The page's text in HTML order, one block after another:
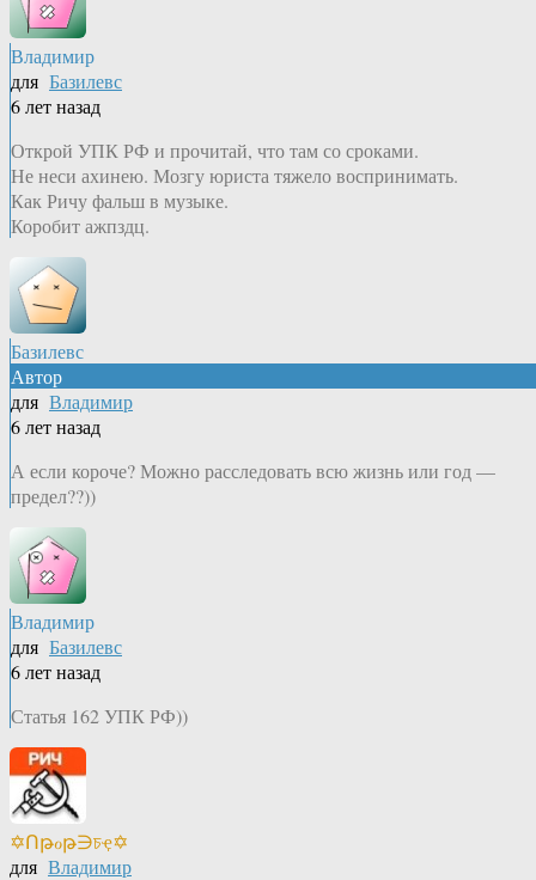
Владимир
для Базилевс
6 лет назад
Открой УПК РФ и прочитай, что там со сроками.
Не неси ахинею. Мозгу юриста тяжело воспринимать.
Как Ричу фальш в музыке.
Коробит ажпздц.
Базилевс
Автор
для Владимир
6 лет назад
А если короче? Можно расследовать всю жизнь или год —
предел??))
Владимир
для Базилевс
6 лет назад
Статья 162 УПК РФ))
✡Ոթℴթ∋চҿ✡
для Владимир